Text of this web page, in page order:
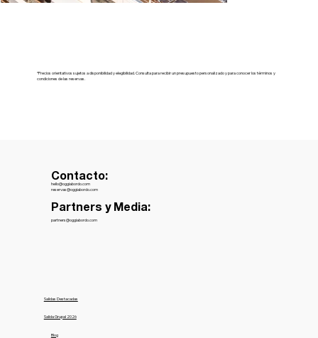
*Precios orientativos sujetos a disponibilidad y elegibilidad. Consulta para recibir un presupuesto personalizado y para conocer los términos y
condiciones de las reservas.
Salidas Destacadas
Salida Grupal 2026
Blog
Contacto:
hello@oggiabordo.com
reservas@oggiabordo.com
Partners y Media:
partners@oggiabordo.com